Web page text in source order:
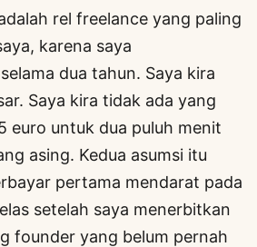
rel freelance yang paling
karena saya
dua tahun. Saya kira
Saya kira tidak ada yang
euro untuk dua puluh menit
asing. Kedua asumsi itu
pertama mendarat pada
setelah saya menerbitkan
founder yang belum pernah